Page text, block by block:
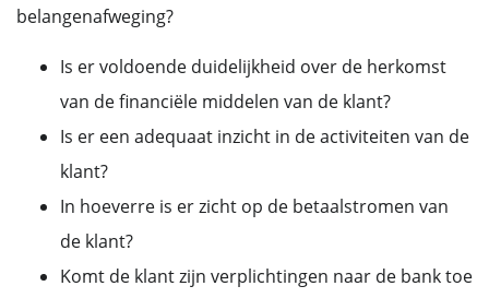
belangenafweging?
Is er voldoende duidelijkheid over de herkomst
van de financiële middelen van de klant?
Is er een adequaat inzicht in de activiteiten van de
klant?
In hoeverre is er zicht op de betaalstromen van
de klant?
Komt de klant zijn verplichtingen naar de bank toe